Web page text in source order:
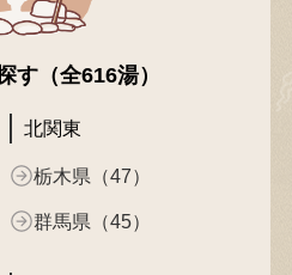
す（全616湯）
北関東
栃木県（47）
群馬県（45）